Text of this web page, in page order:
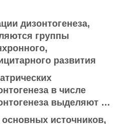
дизонтогенеза,
группы
развития
в числе
выделяют …
источников,